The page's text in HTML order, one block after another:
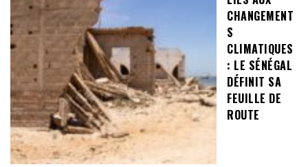
CHANGEMENT
S
CLIMATIQUES
: LE SÉNÉGAL
DÉFINIT SA
FEUILLE DE
ROUTE